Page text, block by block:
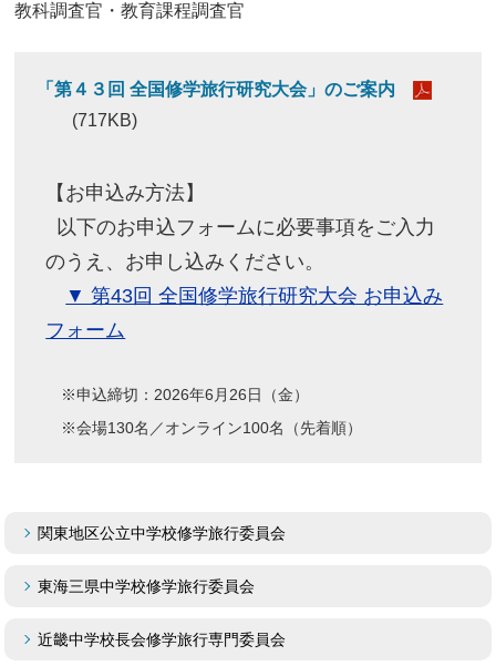
教科調査官・教育課程調査官
「第４３回 全国修学旅行研究大会」のご案内
(717KB)
【お申込み方法】
以下のお申込フォームに必要事項をご入力
のうえ、お申し込みください。
▼ 第43回 全国修学旅行研究大会 お申込み
フォーム
※申込締切：2026年6月26日（金）
※会場130名／オンライン100名（先着順）
関東地区公立中学校修学旅行委員会
東海三県中学校修学旅行委員会
近畿中学校長会修学旅行専門委員会